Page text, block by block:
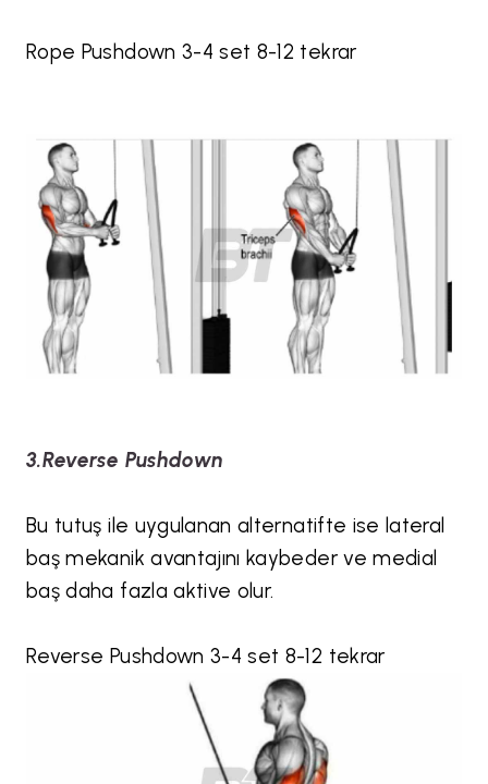
Rope Pushdown 3-4 set 8-12 tekrar
3.Reverse Pushdown
Bu tutuş ile uygulanan alternatifte ise lateral
baş mekanik avantajını kaybeder ve medial
baş daha fazla aktive olur.
Reverse Pushdown 3-4 set 8-12 tekrar